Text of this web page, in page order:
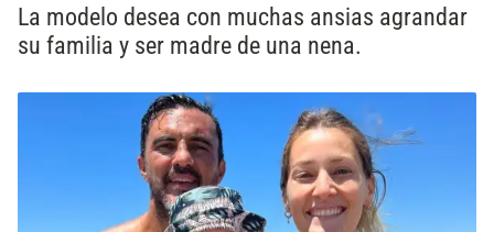
La modelo desea con muchas ansias agrandar
su familia y ser madre de una nena.